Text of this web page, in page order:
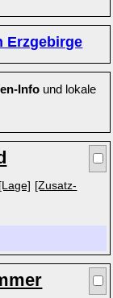
Erzgebirge
Info und lokale
[Lage] [Zusatz-